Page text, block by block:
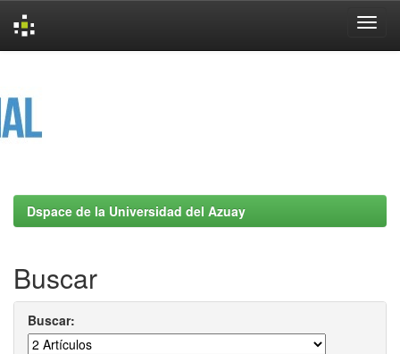
Dspace de la Universidad del Azuay
Buscar
Buscar: